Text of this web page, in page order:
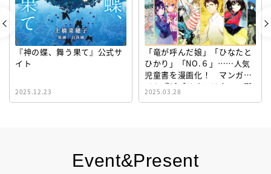
Event&Present
『神の蝶、舞う果て』公式サ
イト
2025.12.23
「竜が呼んだ娘」「ひなたと
ひかり」「NO.６」……人気
児童書を漫画化！ マンガサ
イト『ビブリオシリウス』誕
生！
2025.03.28